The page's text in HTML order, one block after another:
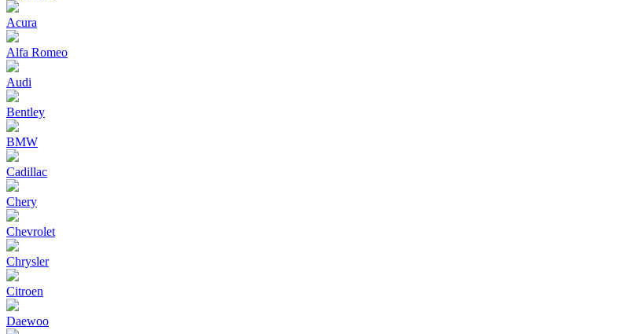
Acura
Alfa Romeo
Audi
Bentley
BMW
Cadillac
Chery
Chevrolet
Chrysler
Citroen
Daewoo